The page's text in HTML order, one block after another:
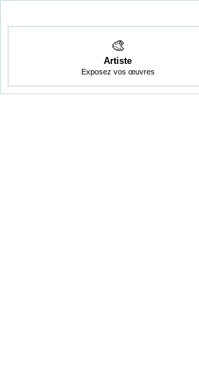
🎨
Artiste
Exposez vos œuvres